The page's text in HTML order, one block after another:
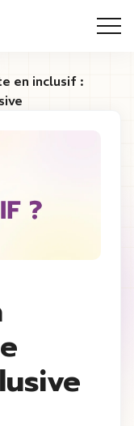
en inclusif :